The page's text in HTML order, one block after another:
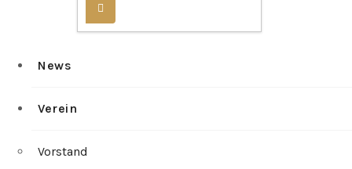
News
Verein
Vorstand